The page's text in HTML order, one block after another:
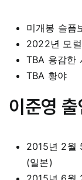
미개봉 슬픔
2022년 모
TBA 용감한
TBA 황야
이준영
2015년 2월
(일본)